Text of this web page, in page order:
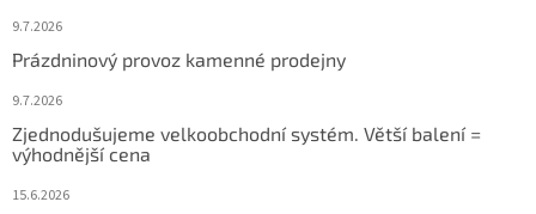
9.7.2026
Prázdninový provoz kamenné prodejny
9.7.2026
Zjednodušujeme velkoobchodní systém. Větší balení =
výhodnější cena
15.6.2026